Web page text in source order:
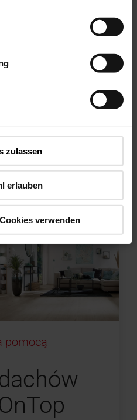
zulassen
erlauben
verwenden
dalsze
pomocą